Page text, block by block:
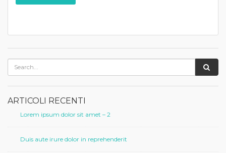
ARTICOLI RECENTI
Lorem ipsum dolor sit amet – 2
Duis aute irure dolor in reprehenderit